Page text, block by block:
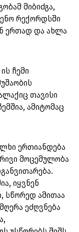
მიბიძგა,
რექორდსში
ერთად და ახლა
ჩემი
თავისი
ამიტომაც
ერთიანდება
მოცემულობა
იყვნენ
სწორედ ამითაა
ეძღვნება